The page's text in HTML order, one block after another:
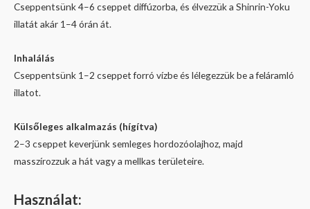
Cseppentsünk 4–6 cseppet diffúzorba, és élvezzük a Shinrin-Yoku
illatát akár 1–4 órán át.
Inhalálás
Cseppentsünk 1–2 cseppet forró vízbe és lélegezzük be a feláramló
illatot.
Külsőleges alkalmazás (hígítva)
2–3 cseppet keverjünk semleges hordozóolajhoz, majd
masszírozzuk a hát vagy a mellkas területeire.
Használat: